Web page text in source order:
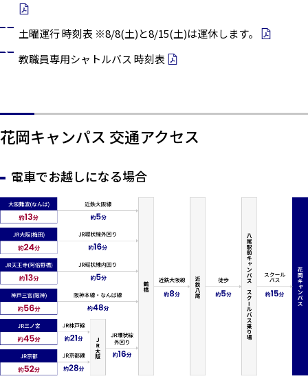
土曜運行 時刻表 ※8/8(土)と8/15(土)は運休します。
教職員専用シャトルバス 時刻表
花岡キャンパス 交通アクセス
電車でお越しになる場合